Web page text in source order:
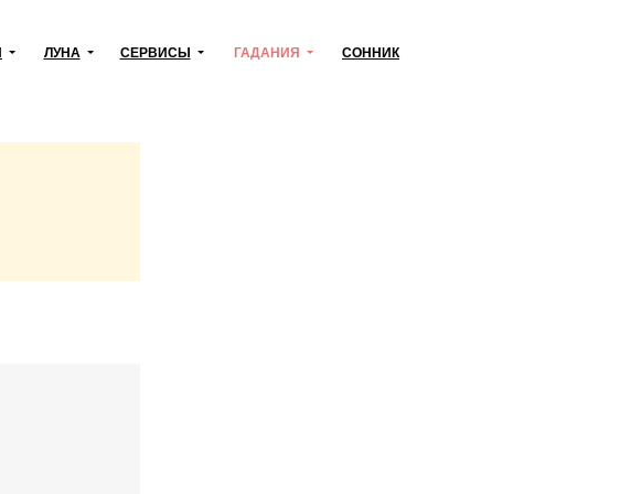
ЛУНА СЕРВИСЫ ГАДАНИЯ СОННИК